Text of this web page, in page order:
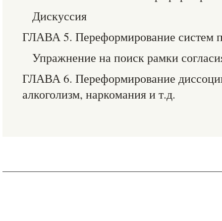
Дискуссия
ГЛАВА 5. Переформирование систем
Упражнение на поиск рамки
ГЛАВА 6. Переформирование
алкоголизм, наркомания и т.д.